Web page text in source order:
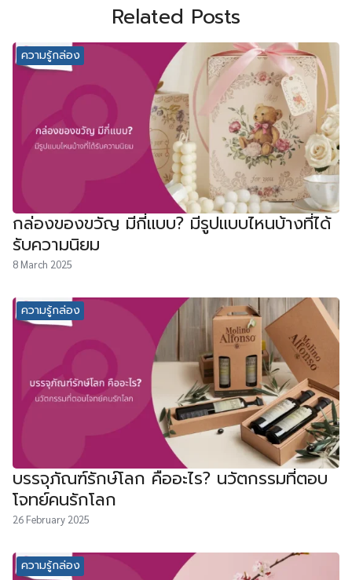
Related Posts
ความรู้กล่อง
กล่องของขวัญ มีกี่แบบ? มีรูปแบบไหนบ้างที่ได้
รับความนิยม
8 March 2025
ความรู้กล่อง
บรรจุภัณฑ์รักษ์โลก คืออะไร? นวัตกรรมที่ตอบ
โจทย์คนรักโลก
26 February 2025
ความรู้กล่อง